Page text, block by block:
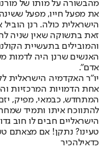
מהבשורה על מותו של
את מפעל חייו, מפעל
הישראלית כולה. רנן
זאת בתשוקה שאין שניה
והמובילים בתעשיית
האנשים שרנן היה לדמות
אדם".
יו"ר האקדמיה הישראלית
אחת הדמויות המרכזיות
המתחדש, כבמאי, מפיק,
להתווכח איתו ותמיד
הישראליים חבים לו חוב
טעינו? נתקן! אם מצאתם
כדאילהכיר